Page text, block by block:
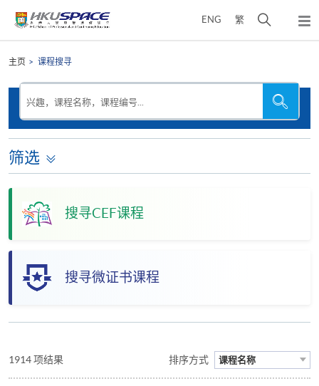
ENG 繁
面
弹
单
content
主页 课程搜寻
兴趣，课程名称，课程编号...
寻
本
网
筛选
搜寻CEF课程
搜寻微证书课程
1914 项结果 排序方式 课程名称